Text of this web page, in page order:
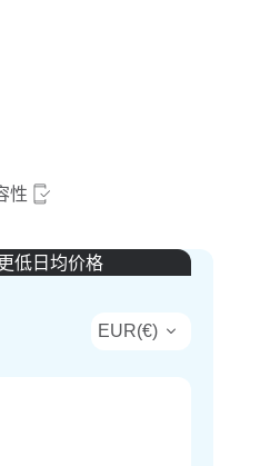
性
低日均价格
EUR(€)